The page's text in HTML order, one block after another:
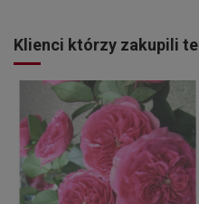
Klienci którzy zakupili